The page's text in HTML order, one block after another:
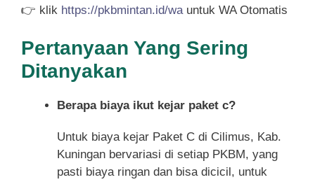
👉 klik https://pkbmintan.id/wa untuk WA Otomatis
Pertanyaan Yang Sering
Ditanyakan
Berapa biaya ikut kejar paket c?
Untuk biaya kejar Paket C di Cilimus, Kab.
Kuningan bervariasi di setiap PKBM, yang
pasti biaya ringan dan bisa dicicil, untuk